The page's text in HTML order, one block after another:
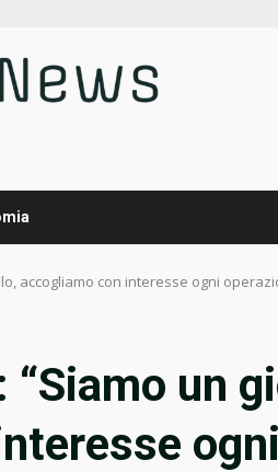
accogliamo con interesse ogni
un